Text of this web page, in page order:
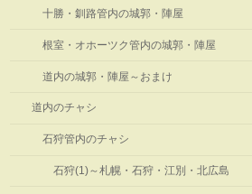
十勝・釧路管内の城郭・陣屋
根室・オホーツク管内の城郭・陣屋
道内の城郭・陣屋～おまけ
道内のチャシ
石狩管内のチャシ
石狩(1)～札幌・石狩・江別・北広島